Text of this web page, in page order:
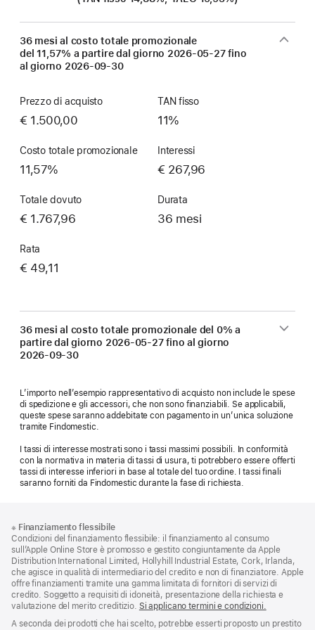
36 mesi al costo totale promozionale
del 11,57% a partire dal giorno 2026-05-27fino
al giorno 2026-09-30
Prezzo di acquisto
€ 1.500,00
TAN fisso
11%
Costo totale promozionale
11,57%
Interessi
€ 267,96
Totale dovuto
€ 1.767,96
Durata
36 mesi
Rata
€ 49,11
36 mesi al costo totale promozionale del 0% a
partire dal giorno 2026-05-27fino al giorno
2026-09-30
L’importo nell’esempio rappresentativo di acquisto non include le spese
di spedizione e gli accessori, che non sono finanziabili. Se applicabili,
queste spese saranno addebitate con pagamento in un’unica soluzione
tramite Findomestic.
I tassi di interesse mostrati sono i tassi massimi possibili. In conformità
con la normativa in materia di tassi di usura, ti potrebbero essere offerti
tassi di interesse inferiori in base al totale del tuo ordine. I tassi finali
saranno forniti da Findomestic durante la fase di richiesta.
di
pagina
a
piè
di
pagina
※ Finanziamento flessibile
Condizioni del finanziamento flessibile: il finanziamento al consumo
sull’Apple Online Store è promosso e gestito congiuntamente da Apple
Distribution International Limited, Hollyhill Industrial Estate, Cork, Irlanda,
che agisce in qualità di intermediario del credito e non di finanziatore. Apple
offre finanziamenti tramite una gamma limitata di fornitori di servizi di
credito. Soggetto a requisiti di idoneità, presentazione della richiesta e
valutazione del merito creditizio. Si applicano termini e condizioni.
A seconda dei prodotti che hai scelto, potrebbe esserti proposto un prestito